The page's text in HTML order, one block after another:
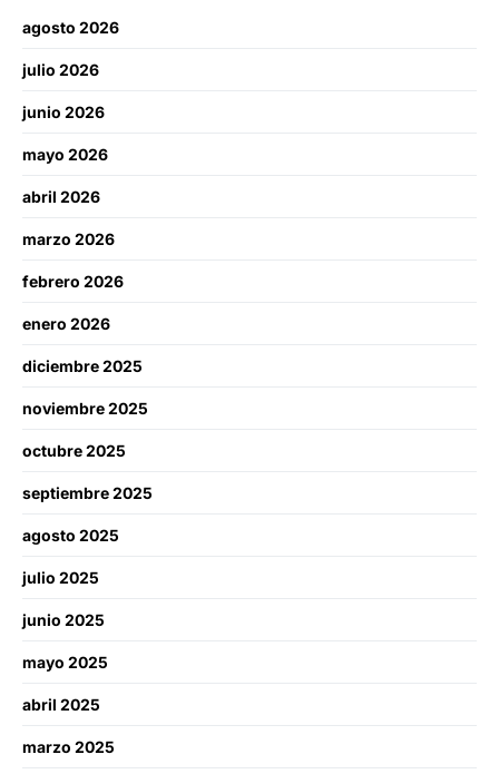
agosto 2026
julio 2026
junio 2026
mayo 2026
abril 2026
marzo 2026
febrero 2026
enero 2026
diciembre 2025
noviembre 2025
octubre 2025
septiembre 2025
agosto 2025
julio 2025
junio 2025
mayo 2025
abril 2025
marzo 2025